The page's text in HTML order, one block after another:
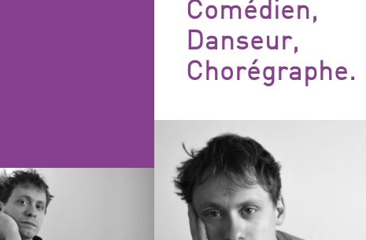
Comédien,
Danseur,
Chorégraphe.